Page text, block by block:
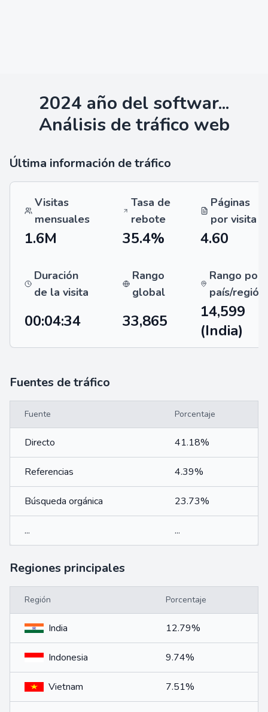
2024 año del softwar...
Análisis de tráfico web
Última información de tráfico
Visitas
mensuales
Tasa de
rebote
Páginas
por visita
1.6M 35.4% 4.60
Duración
de la visita
Rango
global
Rango por
país/región
00:04:34 33,865
14,599
(India)
Fuentes de tráfico
Fuente Porcentaje
Directo 41.18%
Referencias 4.39%
Búsqueda orgánica 23.73%
... ...
Regiones principales
Región Porcentaje
India 12.79%
Indonesia 9.74%
Vietnam 7.51%